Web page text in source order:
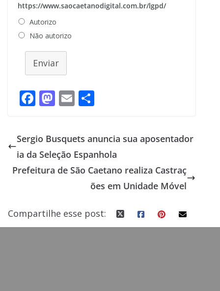
https://www.saocaetanodigital.com.br/lgpd/
Autorizo
Não autorizo
Enviar
F
ac
b
o
o
M
as
d
o
n
E
m
l e
Sergio Busquets anuncia sua aposentador
ia da Seleção Espanhola
Prefeitura de São Caetano realiza Castraç
ões em Unidade Móvel
Compartilhe esse post: